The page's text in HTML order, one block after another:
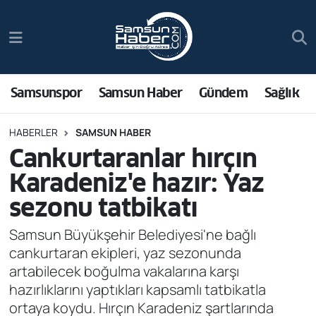
Samsunspor Samsun Haber Gündem Sağlık
HABERLER SAMSUN HABER
Cankurtaranlar hırçın
Karadeniz'e hazır: Yaz
sezonu tatbikatı
Samsun Büyükşehir Belediyesi'ne bağlı
cankurtaran ekipleri, yaz sezonunda
artabilecek boğulma vakalarına karşı
hazırlıklarını yaptıkları kapsamlı tatbikatla
ortaya koydu. Hırçın Karadeniz şartlarında
Samsun Haber
Sağlık
Asayiş
Bilim ve Teknoloji
Bölge
Dünya
Ekonomi
Trafik Durumu
Süper Lig Puan Durumu ve Fikstür
Tüm Manşetler
Son Dakika Haberleri
Haber Arşivi